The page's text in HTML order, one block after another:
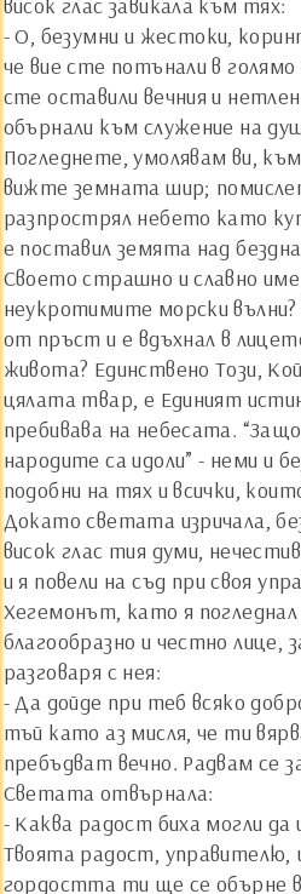
- О, безумни и жестоки,
че вие сте потънали в
сте оставили вечния и
обърнали към служение на
Погледнете, умолявам ви,
вижте земната шир;
разпрострял небето като
е поставил земята над
Своето страшно и славно
неукротимите морски
от пръст и е вдъхнал в
живота? Единствено Този,
цялата твар, е Единият
пребивава на небесата.
народите са идоли” - неми и
подобни на тях и всички,
Докато светата изричала,
висок глас тия думи,
и я повели на съд при своя
Хегемонът, като я
благообразно и честно лице,
разговаря с нея:
- Да дойде при теб всяко
тъй като аз мисля, че ти
пребъдват вечно. Радвам се
Светата отвърнала:
- Каква радост биха могли
Твоята радост, управителю,
гордостта ти ще се обърне